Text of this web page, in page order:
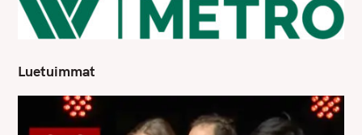
Luetuimmat